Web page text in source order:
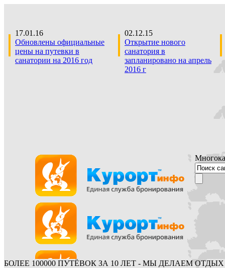
17.01.16
Обновлены официальные
цены на путевки в
санатории на 2016 год
02.12.15
Открытие нового
санатория в
запланировано на апрель
2016 г
БОЛЕЕ 100000 ПУТЁВОК ЗА 10 ЛЕТ - МЫ ДЕЛАЕМ ОТДЫХ